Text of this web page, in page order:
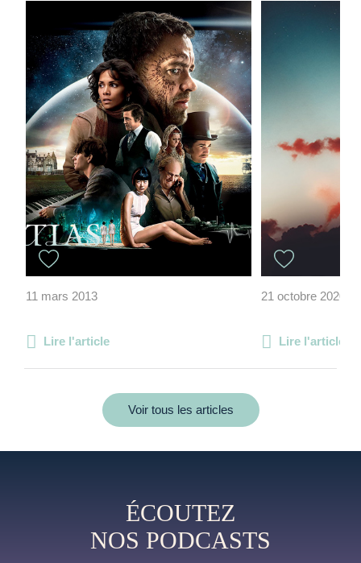
11 mars 2013
Lire l'article
21 octobre 2020
Lire l'article
Voir tous les articles
ÉCOUTEZ
NOS PODCASTS